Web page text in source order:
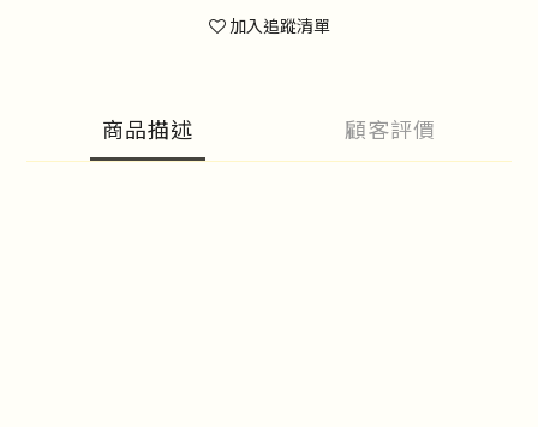
加入追蹤清單
商品描述 顧客評價